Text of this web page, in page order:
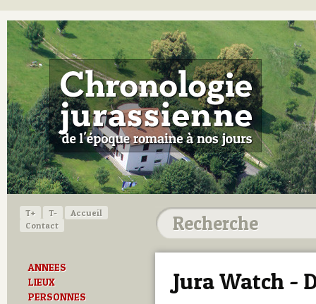
T+ T-
Accueil
Contact
ANNEES
LIEUX
PERSONNES
Jura Watch -